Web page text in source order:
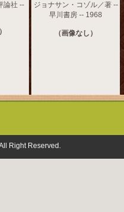
論社 --
ジョナサン・コゾル／著 --
早川書房 -- 1968
（画像なし）
Right Reserved.